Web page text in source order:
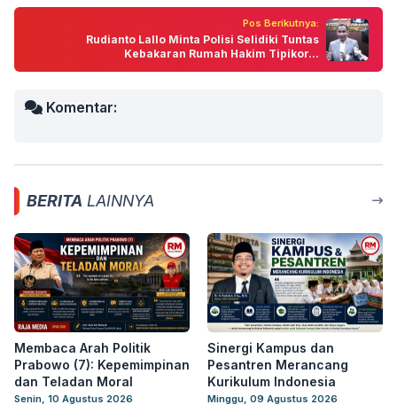
Pos Berikutnya:
Rudianto Lallo Minta Polisi Selidiki Tuntas
Kebakaran Rumah Hakim Tipikor...
Komentar:
BERITA LAINNYA
Membaca Arah Politik
Prabowo (7): Kepemimpinan
dan Teladan Moral
Senin, 10 Agustus 2026
Sinergi Kampus dan
Pesantren Merancang
Kurikulum Indonesia
Minggu, 09 Agustus 2026